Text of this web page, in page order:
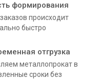
формирования
происходит
быстро
отгрузка
металлопрокат в
сроки без